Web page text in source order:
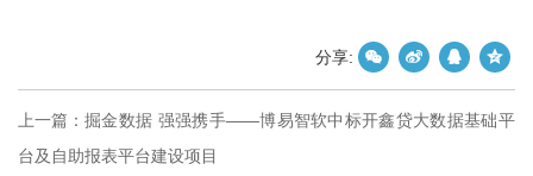
分享:
上一篇： 掘金数据 强强携手——博易智软中标开鑫贷大数据基础平
台及自助报表平台建设项目